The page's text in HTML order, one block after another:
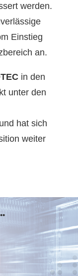
werden.
Einstieg
an.
in den
unter den
hat sich
weiter